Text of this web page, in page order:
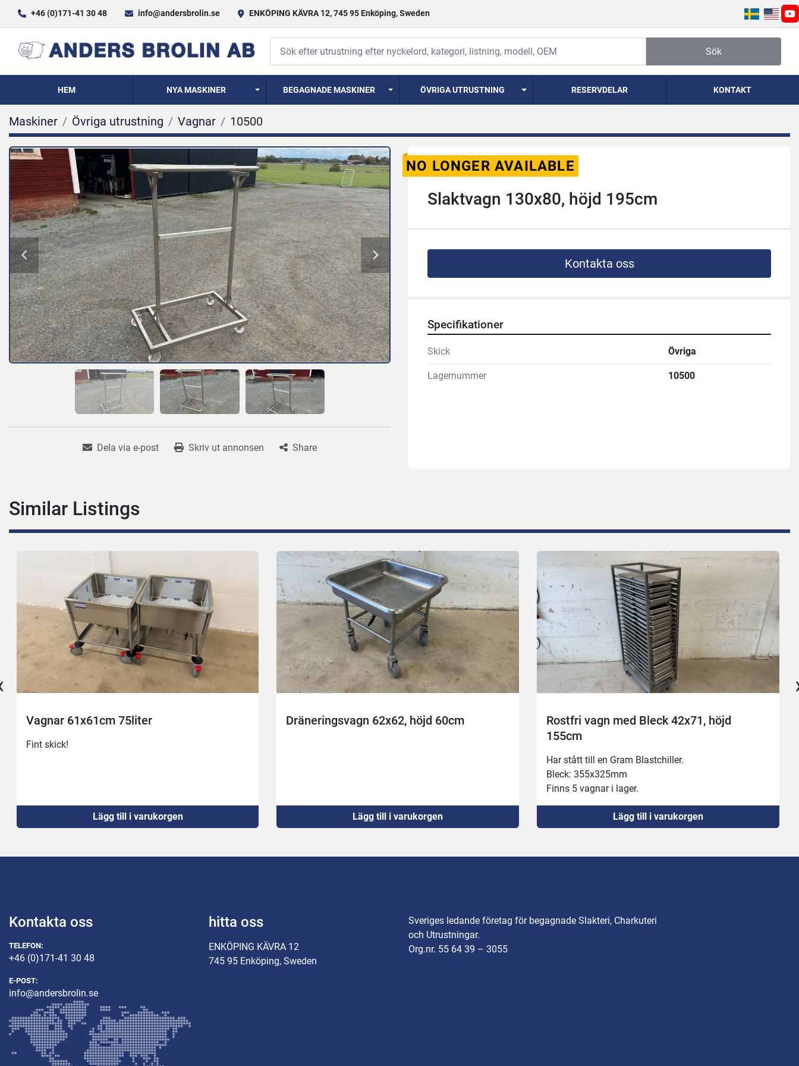
+46 (0)171-41 30 48 info@andersbrolin.se ENKÖPING KÄVRA 12, 745 95 Enköping, Sweden
Sök
HEM NYA MASKINER BEGAGNADE MASKINER ÖVRIGA UTRUSTNING RESERVDELAR KONTAKT
Maskiner Övriga utrustning Vagnar 10500
Dela via e-post Skriv ut annonsen Share
NO LONGER AVAILABLE
Slaktvagn 130x80, höjd 195cm
Kontakta oss
Specifikationer
Skick Övriga
Lagernummer 10500
Similar Listings
Vagnar 61x61cm 75liter
Fint skick!
Lägg till i varukorgen
Dräneringsvagn 62x62, höjd 60cm
Lägg till i varukorgen
Rostfri vagn med Bleck 42x71, höjd
155cm
Har stått till en Gram Blastchiller.
Bleck: 355x325mm
Finns 5 vagnar i lager.
Lägg till i varukorgen
Kontakta oss
TELEFON:
+46 (0)171-41 30 48
E-POST:
info@andersbrolin.se
hitta oss
ENKÖPING KÄVRA 12
745 95 Enköping, Sweden
Sveriges ledande företag för begagnade Slakteri, Charkuteri
och Utrustningar.
Org.nr. 55 64 39 – 3055